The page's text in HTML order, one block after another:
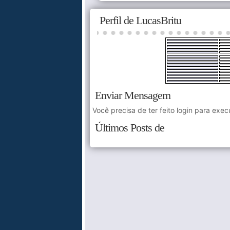
Perfil de LucasBritu
Enviar Mensagem
Você precisa de ter feito login para
Últimos Posts de